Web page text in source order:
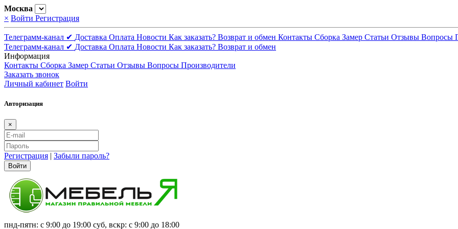
Москва
× Войти Регистрация
Телеграмм-канал ✔ Доставка Оплата Новости Как заказать? Возврат и обмен Контакты Сборка Замер Статьи Отзывы Вопросы
Телеграмм-канал ✔ Доставка Оплата Новости Как заказать? Возврат и обмен
Информация
Контакты Сборка Замер Статьи Отзывы Вопросы Производители
Заказать звонок
Личный кабинет Войти
Авторизация
×
Регистрация | Забыли пароль?
Войти
пнд-пятн: с 9:00 до 19:00 суб, вскр: с 9:00 до 18:00